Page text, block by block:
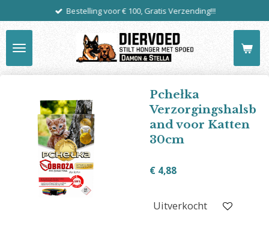
de
hoofdinhoud
Bestelling voor € 100, Gratis Verzending!!!
Pchełka
Verzorgingshalsb
and voor Katten
30cm
€ 4,88
Uitverkocht